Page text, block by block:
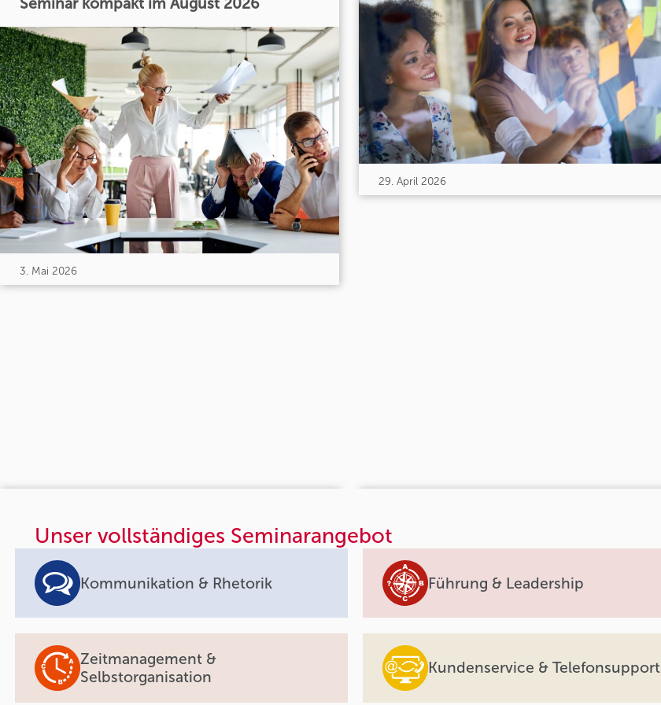
Seminar kompakt im August 2026
3. Mai 2026
29. April 2026
Unser vollständiges Seminarangebot
Kommunikation & Rhetorik Führung & Leadership
Zeitmanagement &
Selbstorganisation
Kundenservice & Telefonsupport